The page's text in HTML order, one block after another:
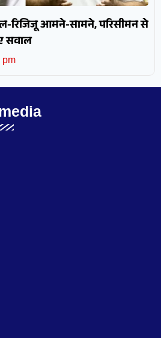
रिजिजू आमने-सामने, परिसीमन से
सवाल
pm